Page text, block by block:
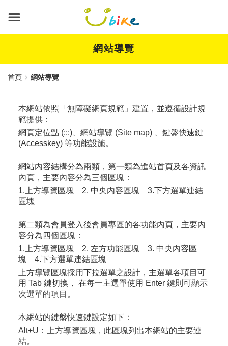
要
網站導覽
首頁 網站導覽
本網站依照「無障礙網頁規範」建置，並遵循設計規
範提供：
網頁定位點 (:::)、網站導覽 (Site map) 、鍵盤快速鍵
(Accesskey) 等功能設施。
網站內容結構分為兩類，第一類為進站首頁及各資訊
內頁，主要內容分為三個區塊：
1.上方導覽區塊 2. 中央內容區塊 3.下方選單連結
區塊
第二類為會員登入後會員專區的各功能內頁，主要內
容分為四個區塊：
1.上方導覽區塊 2. 左方功能區塊 3. 中央內容區
塊 4.下方選單連結區塊
上方導覽區塊採用下拉選單之設計，主選單各項目可
用 Tab 鍵切換， 在每一主選單使用 Enter 鍵則可顯示
次選單的項目。
本網站的鍵盤快速鍵設定如下：
Alt+U：
上方導覽區塊，此區塊列出本網站的主要連
結。